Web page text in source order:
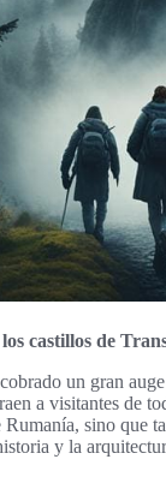
castillos de
un gran
a visitantes de
Rumanía, sino que
y la